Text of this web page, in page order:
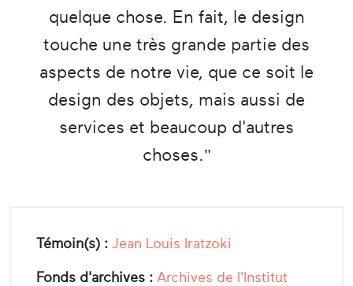
quelque chose. En fait, le design
touche une très grande partie des
aspects de notre vie, que ce soit le
design des objets, mais aussi de
services et beaucoup d'autres
choses."
Témoin(s) : Jean Louis Iratzoki
Fonds d'archives : Archives de l'Institut